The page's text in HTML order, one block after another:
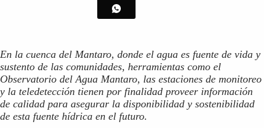
En la cuenca del Mantaro, donde el agua es fuente de vida y
sustento de las comunidades, herramientas como el
Observatorio del Agua Mantaro, las estaciones de monitoreo
y la teledetección tienen por finalidad proveer información
de calidad para asegurar la disponibilidad y sostenibilidad
de esta fuente hídrica en el futuro.